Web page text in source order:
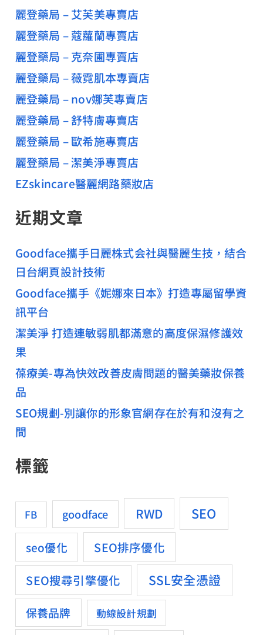
麗登藥局 – 艾芙美專賣店
麗登藥局 – 蔻蘿蘭專賣店
麗登藥局 – 克奈圃專賣店
麗登藥局 – 薇霓肌本專賣店
麗登藥局 – nov娜芙專賣店
麗登藥局 – 舒特膚專賣店
麗登藥局 – 歐希施專賣店
麗登藥局 – 潔美淨專賣店
EZskincare醫麗網路藥妝店
近期文章
Goodface攜手日麗株式会社與醫麗生技，結合
日台網頁設計技術
Goodface攜手《妮娜來日本》打造專屬留學資
訊平台
潔美淨 打造連敏弱肌都滿意的高度保濕修護效
果
葆療美-專為快效改善皮膚問題的醫美藥妝保養
品
SEO規劃-別讓你的形象官網存在於有和沒有之
間
標籤
FB goodface RWD SEO
seo優化
SEO排序優化
SEO搜尋引擎優化
SSL安全憑證
保養品牌 動線設計規劃